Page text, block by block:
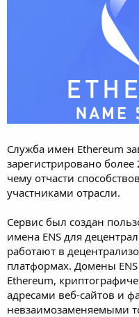
Служба имен Ethereum
зарегистрировано
чему отчасти
участниками отрасли.
Сервис был создан
имена ENS для
работают в
платформах. Домены
Ethereum,
адресами веб-сайтов и
невзаимозаменяемыми